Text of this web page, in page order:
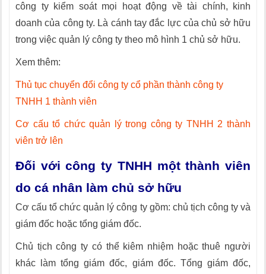
công ty kiểm soát mọi hoạt động về tài chính, kinh
doanh của công ty. Là cánh tay đắc lực của chủ sở hữu
trong việc quản lý công ty theo mô hình 1 chủ sở hữu.
Xem thêm:
Thủ tục chuyển đổi công ty cổ phần thành công ty
TNHH 1 thành viên
Cơ cấu tổ chức quản lý trong công ty TNHH 2 thành
viên trở lên
Đối với công ty TNHH một thành viên
do cá nhân làm chủ sở hữu
Cơ cấu tổ chức quản lý công ty gồm: chủ tịch công ty và
giám đốc hoặc tổng giám đốc.
Chủ tịch công ty có thể kiêm nhiệm hoặc thuê người
khác làm tổng giám đốc, giám đốc. Tổng giám đốc,